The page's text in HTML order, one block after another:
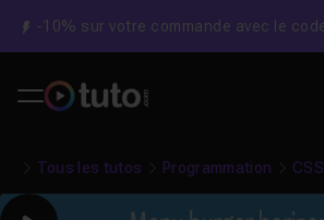
-10% sur votre commande avec le
Tous les tutos Programmation CSS